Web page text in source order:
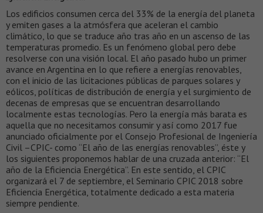
Los edificios consumen cerca del 33% de la energía del planeta
y emiten gases a la atmósfera que aceleran el cambio
climático, lo que se traduce año tras año en un ascenso de las
temperaturas promedio. Es un fenómeno global pero debe
resolverse con una visión local. El año pasado hubo un primer
avance en Argentina en lo que refiere a energías renovables,
con el inicio de las licitaciones públicas de parques solares y
eólicos, políticas de distribución de energía y el surgimiento de
decenas de empresas que se encuentran desarrollando
localmente estas tecnologías. Pero la energía más barata es
aquella que no necesitamos consumir y así como 2017 fue
anunciado oficialmente por el Consejo Profesional de Ingeniería
Civil –CPIC- como “El año de las energías renovables”, éste y
los siguientes proponemos hablar de una cruzada anterior: “El
año de la Eficiencia Energética”. En este sentido, el CPIC
organizará el 7 de septiembre, el Seminario CPIC 2018 sobre
Eficiencia Energética, totalmente dedicado a esta materia
siempre pendiente.